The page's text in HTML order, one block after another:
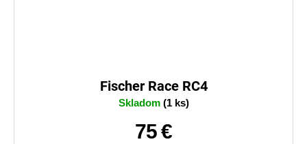
Fischer Race RC4
Skladom (1 ks)
75 €